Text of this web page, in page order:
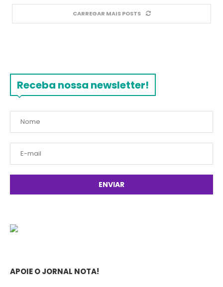
CARREGAR MAIS POSTS
Receba nossa newsletter!
APOIE O JORNAL NOTA!